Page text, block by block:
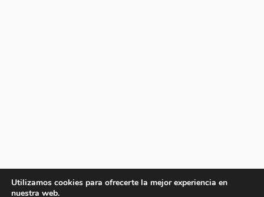
Utilizamos cookies para ofrecerte la mejor experiencia en
nuestra web.